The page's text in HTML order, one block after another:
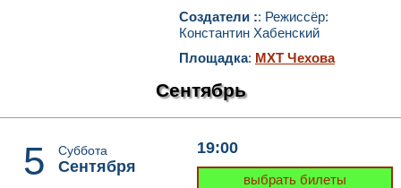
Создатели :: Режиссёр:
Константин Хабенский
Площадка: МХТ Чехова
Сентябрь
5 Суббота
Сентября
19:00
выбрать билеты